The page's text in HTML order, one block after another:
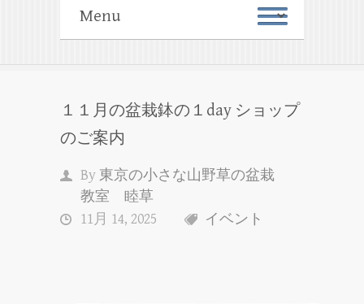
１１月の盆栽鉢の１day ショップ
のご案内
By 東京の小さな山野草の盆栽
教室 睦草
11月 14, 2025
イベント